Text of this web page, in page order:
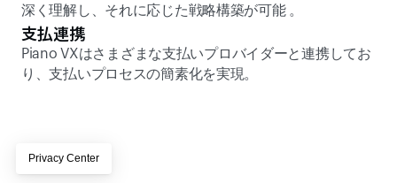
深く理解し、それに応じた戦略構築が可能 。
支払連携
Piano VXはさまざまな支払いプロバイダーと連携してお
り、支払いプロセスの簡素化を実現。